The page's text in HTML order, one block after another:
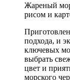
Жареный
рисом и
подхода, и
ключевых
выбрать
цвет и
морского